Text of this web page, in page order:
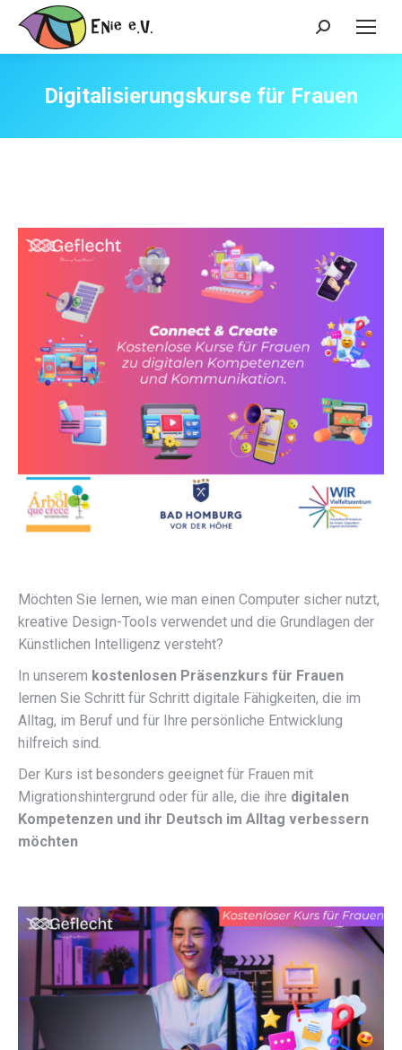
Search:
Digitalisierungskurse für Frauen
Möchten Sie lernen, wie man einen Computer sicher nutzt,
kreative Design-Tools verwendet und die Grundlagen der
Künstlichen Intelligenz versteht?
In unserem kostenlosen Präsenzkurs für Frauen
lernen Sie Schritt für Schritt digitale Fähigkeiten, die im
Alltag, im Beruf und für Ihre persönliche Entwicklung
hilfreich sind.
Der Kurs ist besonders geeignet für Frauen mit
Migrationshintergrund oder für alle, die ihre digitalen
Kompetenzen und ihr Deutsch im Alltag verbessern
möchten